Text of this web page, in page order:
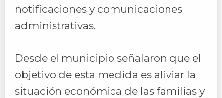
notificaciones y comunicaciones
administrativas.
Desde el municipio señalaron que el
objetivo de esta medida es aliviar la
situación económica de las familias y